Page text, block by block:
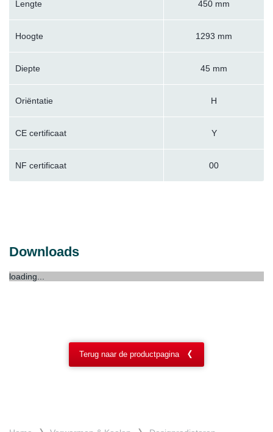
Lengte 450 mm
Hoogte 1293 mm
Diepte 45 mm
Oriëntatie H
CE certificaat Y
NF certificaat 00
Downloads
loading...
Terug naar de productpagina